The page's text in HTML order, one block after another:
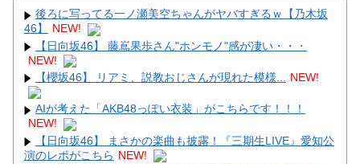
Powered by livedoor 相互RSS
後ろに写ってる一ノ瀬美空ちゃんがヤバすぎるｗ【乃木坂
46】
NEW!
【日向坂46】 藤嶌果歩さん"ホンモノ"感が凄い・・・
NEW!
【櫻坂46】 リアミ、説教おじさんが現れた模様...
NEW!
AIが考えた「AKB48っぽい衣装」がこちらです！！！
NEW!
【日向坂46】 まさかの楽曲も披露！『三期生LIVE』愛知公
演のレポがこちら NEW!